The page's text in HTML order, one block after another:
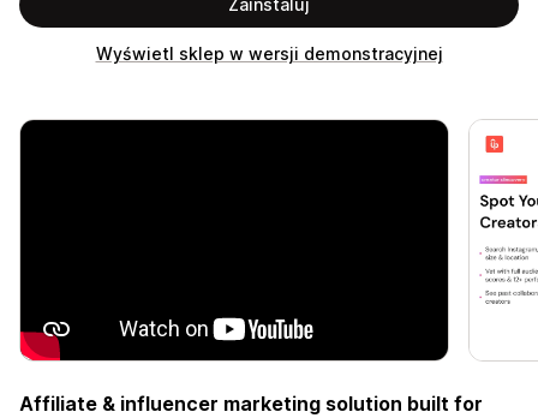
Zainstaluj
Wyświetl sklep w wersji demonstracyjnej
Affiliate & influencer marketing solution built for